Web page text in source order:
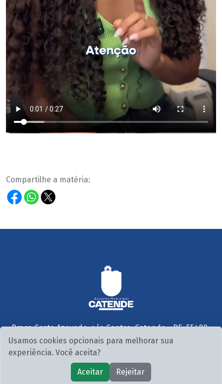
Compartilhe a matéria:
Praça Costa Azevedo, s/n Centro, Catende - PE, 55400-
000
Seg. a Sex. 07:30 às 13:00
© 2026 PMC. Todos os direitos reservados.
Usamos cookies opcionais para melhorar sua
experiência. Você aceita?
Aceitar Rejeitar